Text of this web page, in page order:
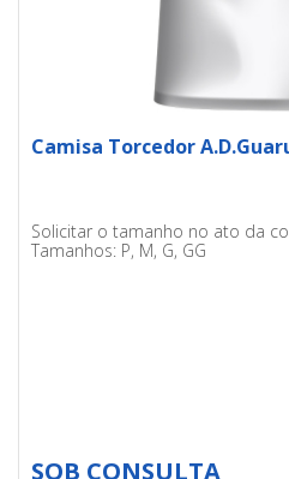
Camisa Torcedor
Solicitar o tamanho no ato da
Tamanhos: P, M, G, GG
SOB CONSULTA